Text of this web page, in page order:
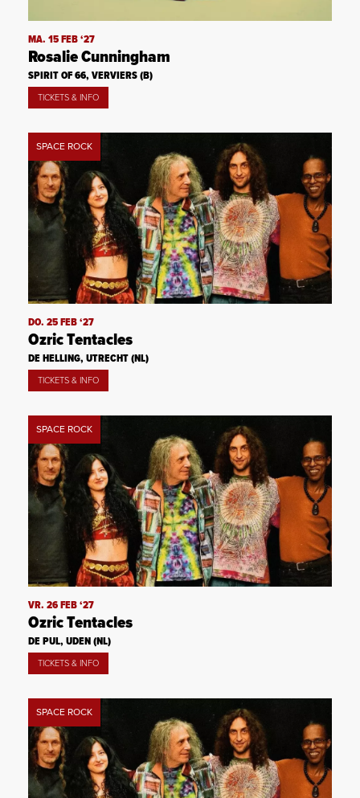
MA. 15 FEB ‘27
Rosalie Cunningham
SPIRIT OF 66, VERVIERS (B)
TICKETS & INFO
SPACE ROCK
DO. 25 FEB ‘27
Ozric Tentacles
DE HELLING, UTRECHT (NL)
TICKETS & INFO
SPACE ROCK
VR. 26 FEB ‘27
Ozric Tentacles
DE PUL, UDEN (NL)
TICKETS & INFO
SPACE ROCK